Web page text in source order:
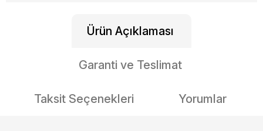
Ürün Açıklaması
Garanti ve Teslimat
Taksit Seçenekleri Yorumlar